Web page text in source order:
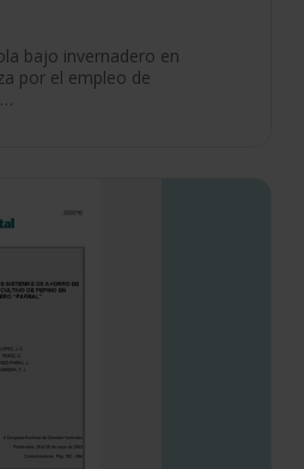
bajo invernadero en
por el empleo de